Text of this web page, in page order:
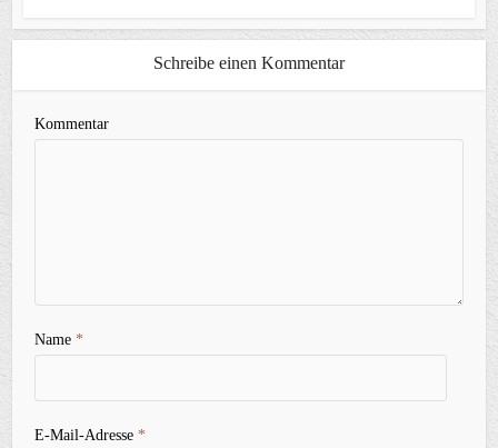
Schreibe einen Kommentar
Kommentar
Name*
E-Mail-Adresse*